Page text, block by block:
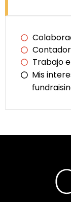
Trabajo
Mis